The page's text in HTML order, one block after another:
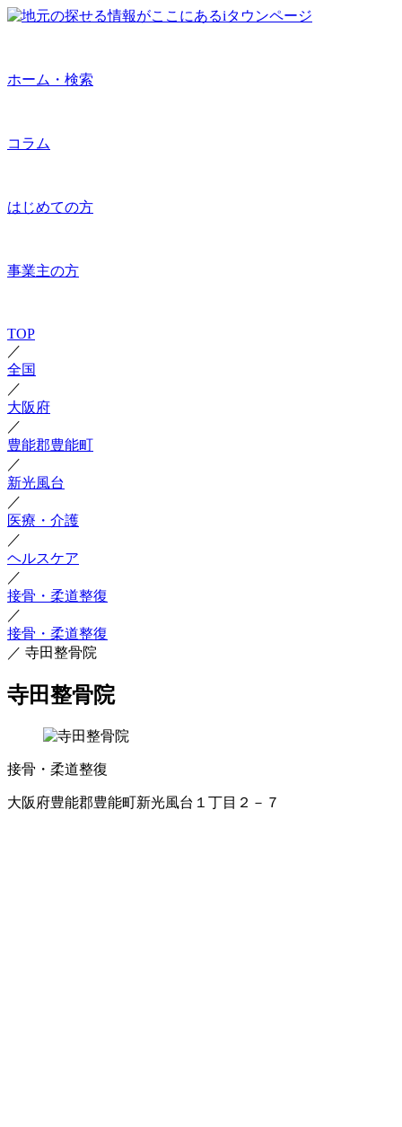
ホーム・検索
コラム
はじめての方
事業主の方
TOP
／
全国
／
大阪府
／
豊能郡豊能町
／
新光風台
／
医療・介護
／
ヘルスケア
／
接骨・柔道整復
／
接骨・柔道整復
／ 寺田整骨院
寺田整骨院
接骨・柔道整復
大阪府豊能郡豊能町新光風台１丁目２－７